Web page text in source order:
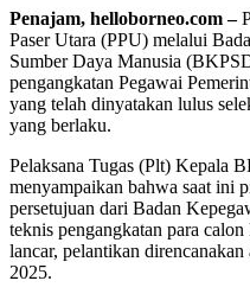
Penajam, helloborneo.com –
Paser Utara (PPU) melalui
Sumber Daya Manusia
pengangkatan Pegawai
yang telah dinyatakan lulus
yang berlaku.
Pelaksana Tugas (Plt) Kepala
menyampaikan bahwa saat ini
persetujuan dari Badan
teknis pengangkatan para
lancar, pelantikan
2025.